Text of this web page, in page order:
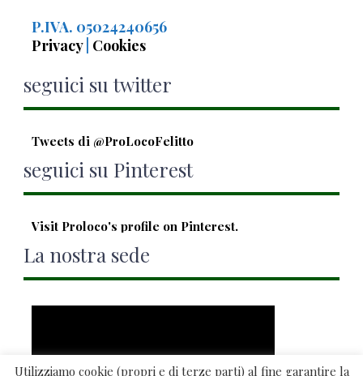
P.IVA. 05024240656
Privacy Cookies
seguici su twitter
Tweets di @ProLocoFelitto
seguici su Pinterest
Visit Proloco's profile on Pinterest.
La nostra sede
Utilizziamo cookie (propri e di terze parti) al fine garantire la